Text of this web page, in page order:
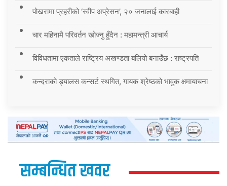
पोखरामा प्रहरीको ‘स्वीप अप्रेसन’, २० जनालाई कारबाही
चार महिनामै परिवर्तन खोज्नु हुँदैन : महामन्त्री आचार्य
विविधतामा एकताले राष्ट्रिय अखण्डता बलियो बनाउँछ : राष्ट्रपति
कन्दराको ड्यालस कन्सर्ट स्थगित, गायक श्रेष्ठको भावुक क्षमायाचना
सम्बन्धित खवर